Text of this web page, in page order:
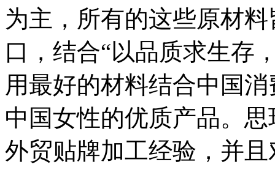
为主，所有的这些原材
口，结合“以品质求生存
用最好的材料结合中国
中国女性的优质产品。
外贸贴牌加工经验，并